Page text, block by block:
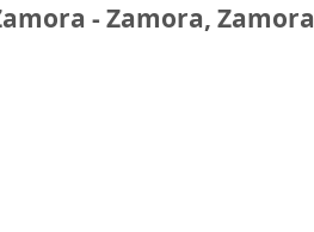
- Zamora, Zamora